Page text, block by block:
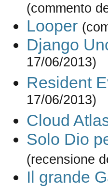
(commento
Looper
Django
17/06/2013)
Resident
17/06/2013)
Cloud
Solo Dio
(recensione
Il grande